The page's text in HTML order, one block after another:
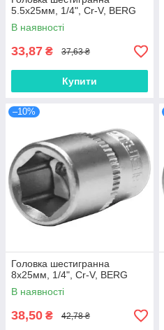
5.5х25мм, 1/4", Cr-V, BERG
В наявності
33,87 ₴ 37,63 ₴
Купити
–10%
Головка шестигранна
8х25мм, 1/4", Cr-V, BERG
В наявності
38,50 ₴ 42,78 ₴